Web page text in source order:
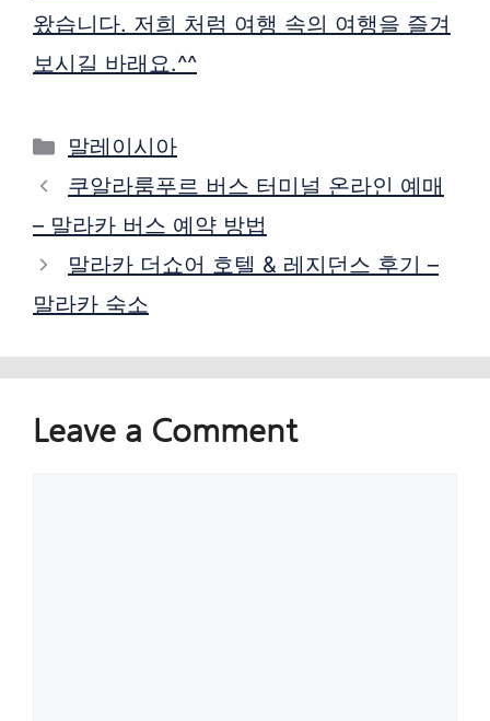
왔습니다. 저희 처럼 여행 속의 여행을 즐겨
보시길 바래요.^^
Categories
말레이시아
쿠알라룸푸르 버스 터미널 온라인 예매
– 말라카 버스 예약 방법
말라카 더쇼어 호텔 & 레지던스 후기 –
말라카 숙소
Leave a Comment